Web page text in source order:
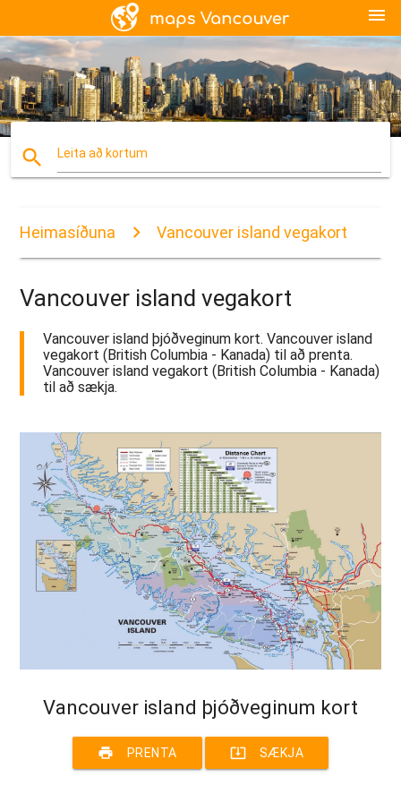
menu
search Leita að kortum
Heimasíðuna Vancouver island vegakort
Vancouver island vegakort
Vancouver island þjóðveginum kort. Vancouver island
vegakort (British Columbia - Kanada) til að prenta.
Vancouver island vegakort (British Columbia - Kanada)
til að sækja.
Vancouver island þjóðveginum kort
print PRENTA system_update_alt SÆKJA